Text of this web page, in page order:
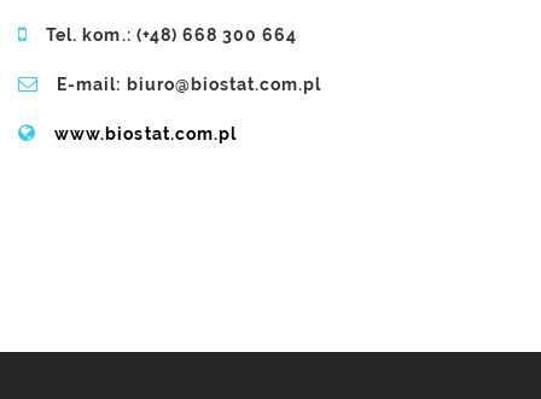
Tel. kom.: (+48) 668 300 664
E-mail: biuro@biostat.com.pl
www.biostat.com.pl